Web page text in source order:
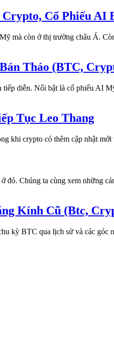
Cổ Phiếu AI
mà còn ở thị trường châu Á.
Tháo (BTC,
diễn. Nổi bật là cổ phiếu AI
Tục Leo Thang
khi crypto có thêm cập nhật
Chúng ta cùng xem những
Kính Cũ (Btc,
kỳ BTC qua lịch sử và các góc